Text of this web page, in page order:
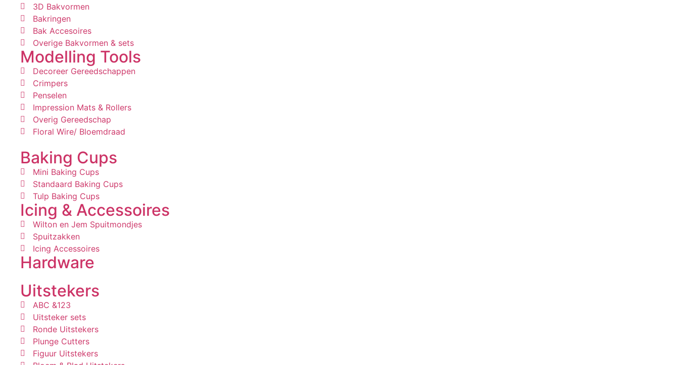
3D Bakvormen
Bakringen
Bak Accesoires
Overige Bakvormen & sets
Modelling Tools
Decoreer Gereedschappen
Crimpers
Penselen
Impression Mats & Rollers
Overig Gereedschap
Floral Wire/ Bloemdraad
Baking Cups
Mini Baking Cups
Standaard Baking Cups
Tulp Baking Cups
Icing & Accessoires
Wilton en Jem Spuitmondjes
Spuitzakken
Icing Accessoires
Hardware
Uitstekers
ABC &123
Uitsteker sets
Ronde Uitstekers
Plunge Cutters
Figuur Uitstekers